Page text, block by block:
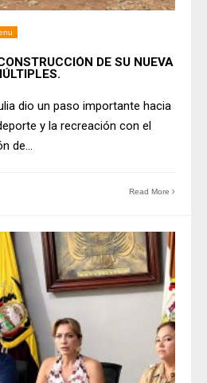
DE SU NUEVA
dio un paso importante hacia
y la recreación con el
de...
Read More